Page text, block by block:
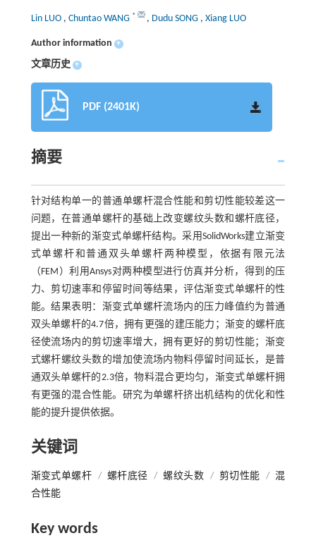
Lin LUO , Chuntao WANG * , Dudu SONG , Xiang LUO
Author information +
文章历史 +
PDF (2401K)
摘要
针对结构单一的普通单螺杆混合性能和剪切性能较差这一
问题，在普通单螺杆的基础上改变螺纹头数和螺杆底径，
提出一种新的渐变式单螺杆结构。采用SolidWorks建立渐变
式单螺杆和普通双头单螺杆两种模型，依据有限元法
（FEM）利用Ansys对两种模型进行仿真并分析，得到的压
力、剪切速率和停留时间等结果，评估渐变式单螺杆的性
能。结果表明：渐变式单螺杆流场内的压力峰值约为普通
双头单螺杆的4.7倍，拥有更强的建压能力；渐变的螺杆底
径使流场内的剪切速率增大，拥有更好的剪切性能；渐变
式螺杆螺纹头数的增加使流场内物料停留时间延长，是普
通双头单螺杆的2.3倍，物料混合更均匀，渐变式单螺杆拥
有更强的混合性能。研究为单螺杆挤出机结构的优化和性
能的提升提供依据。
关键词
渐变式单螺杆 / 螺杆底径 / 螺纹头数 / 剪切性能 / 混
合性能
Key words